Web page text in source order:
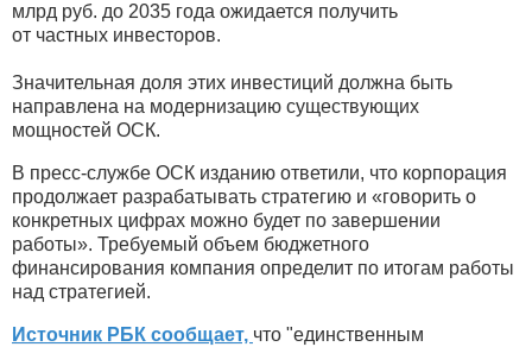
млрд руб. до 2035 года ожидается получить
от частных инвесторов.
Значительная доля этих инвестиций должна быть
направлена на модернизацию существующих
мощностей ОСК.
В пресс-службе ОСК изданию ответили, что корпорация
продолжает разрабатывать стратегию и «говорить о
конкретных цифрах можно будет по завершении
работы». Требуемый объем бюджетного
финансирования компания определит по итогам работы
над стратегией.
Источник РБК сообщает, что "единственным